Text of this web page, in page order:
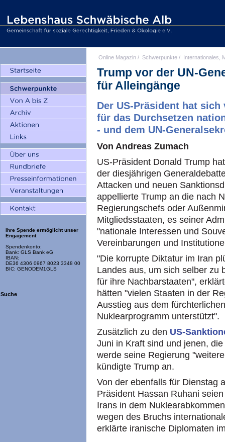
Ihre Spende ermöglicht unser
Engagement
Spendenkonto:
Bank: GLS Bank eG
IBAN:
DE36 4306 0967 8023 3348 00
BIC: GENODEM1GLS
Suche
Online Magazin / Schwerpunkte / Internationales,
Trump vor der UN-
für Alleingänge
Der US-Präsident hat
für das Durchsetzen
- und dem UN-
Von Andreas Zumach
US-Präsident Donald Trump
der diesjährigen
Attacken und neuen
appellierte Trump an die nach
Regierungschefs oder
Mitgliedsstaaten, es seiner
"nationale Interessen und
Vereinbarungen und
"Die korrupte Diktatur im Iran
Landes aus, um sich selber zu
für ihre Nachbarstaaten",
hätten "vielen Staaten in der
Ausstieg aus dem
Nuklearprogramm unterstützt".
Zusätzlich zu den US-
Juni in Kraft sind und jenen,
werde seine Regierung
kündigte Trump an.
Von der ebenfalls für Dienstag
Präsident Hassan Ruhani
Irans in dem
wegen des Bruchs
erklärte iranische Diplomaten